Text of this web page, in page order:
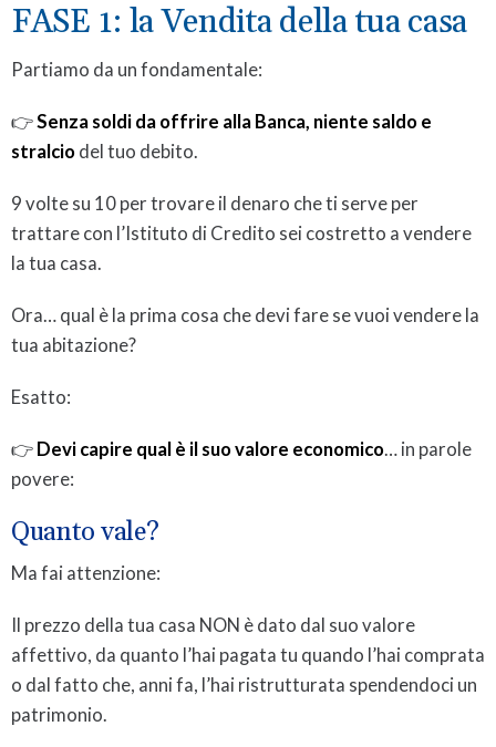
FASE 1: la Vendita della tua casa
Partiamo da un fondamentale:
👉Senza soldi da offrire alla Banca, niente saldo e
stralcio del tuo debito.
9 volte su 10 per trovare il denaro che ti serve per
trattare con l’Istituto di Credito sei costretto a vendere
la tua casa.
Ora… qual è la prima cosa che devi fare se vuoi vendere la
tua abitazione?
Esatto:
👉 Devi capire qual è il suo valore economico… in parole
povere:
Quanto vale?
Ma fai attenzione:
Il prezzo della tua casa NON è dato dal suo valore
affettivo, da quanto l’hai pagata tu quando l’hai comprata
o dal fatto che, anni fa, l’hai ristrutturata spendendoci un
patrimonio.